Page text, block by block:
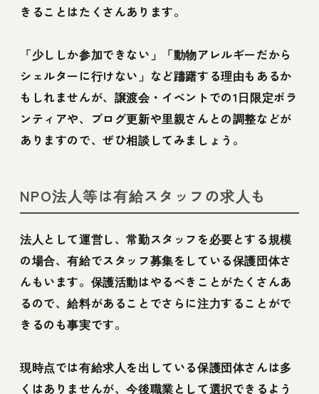
きることはたくさんあります。
「少ししか参加できない」「動物アレルギーだから
シェルターに行けない」など躊躇する理由もあるか
もしれませんが、譲渡会・イベントでの1日限定ボラ
ンティアや、ブログ更新や里親さんとの調整などが
ありますので、ぜひ相談してみましょう。
NPO法人等は有給スタッフの求人も
法人として運営し、常勤スタッフを必要とする規模
の場合、有給でスタッフ募集をしている保護団体さ
んもいます。保護活動はやるべきことがたくさんあ
るので、給料があることでさらに注力することがで
きるのも事実です。
現時点では有給求人を出している保護団体さんは多
くはありませんが、今後職業として選択できるよう